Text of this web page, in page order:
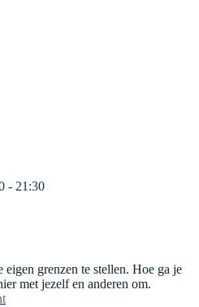
- 21:30
grenzen te stellen. Hoe ga je
met jezelf en anderen om.